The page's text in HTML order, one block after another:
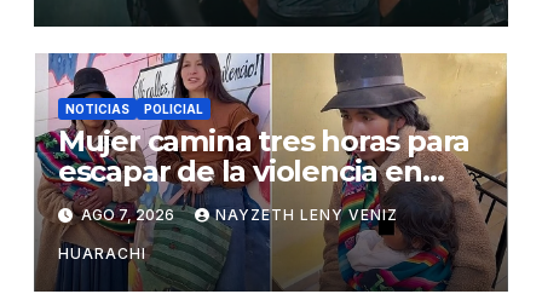
NOTICIAS POLICIAL
Mujer camina tres horas para
escapar de la violencia en
Potosí
AGO 7, 2026 NAYZETH LENY VENIZ
HUARACHI